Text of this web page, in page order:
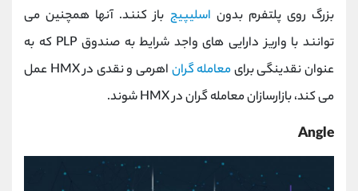
بزرگ روی پلتفرم بدون اسلیپیج باز کنند. آنها همچنین می
توانند با واریز دارایی های واجد شرایط به صندوق PLP که به
عنوان نقدینگی برایمعامله گران
اهرمی و نقدی در HMX عمل
می کند، بازارسازان معامله گران در HMX شوند.
Angle